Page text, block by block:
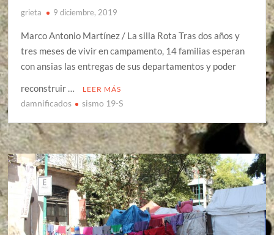
grieta 9 diciembre, 2019
Marco Antonio Martínez / La silla Rota Tras dos años y
tres meses de vivir en campamento, 14 familias esperan
con ansias las entregas de sus departamentos y poder
reconstruir …
LEER MÁS
damnificados sismo 19-S